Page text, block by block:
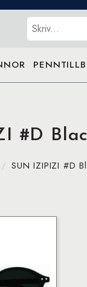
Sök
#D
SUN IZIPIZI #D